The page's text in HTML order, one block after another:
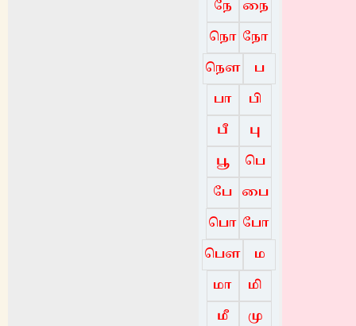
நே
நை
நொ நோ
நௌ
ப
பா
பி
பீ
பு
பூ
பெ
பே பை
பொ போ
பௌ
ம
மா
மி
மீ
மு